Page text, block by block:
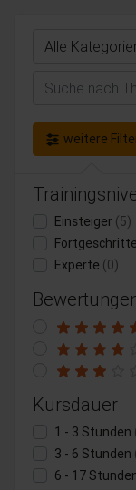
Alle
Suchen
weitere
Einsteiger (5)
Experte (0)
Kursdauer
1 - 3 Stunden
3 - 6 Stunden
6 - 17